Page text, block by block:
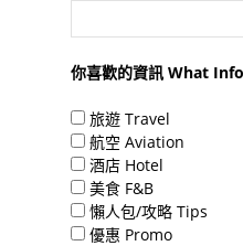
你喜歡的資訊 What
旅遊 Travel
航空 Aviation
酒店 Hotel
美食 F&B
懶人包/攻略 Tips
優惠 Promo